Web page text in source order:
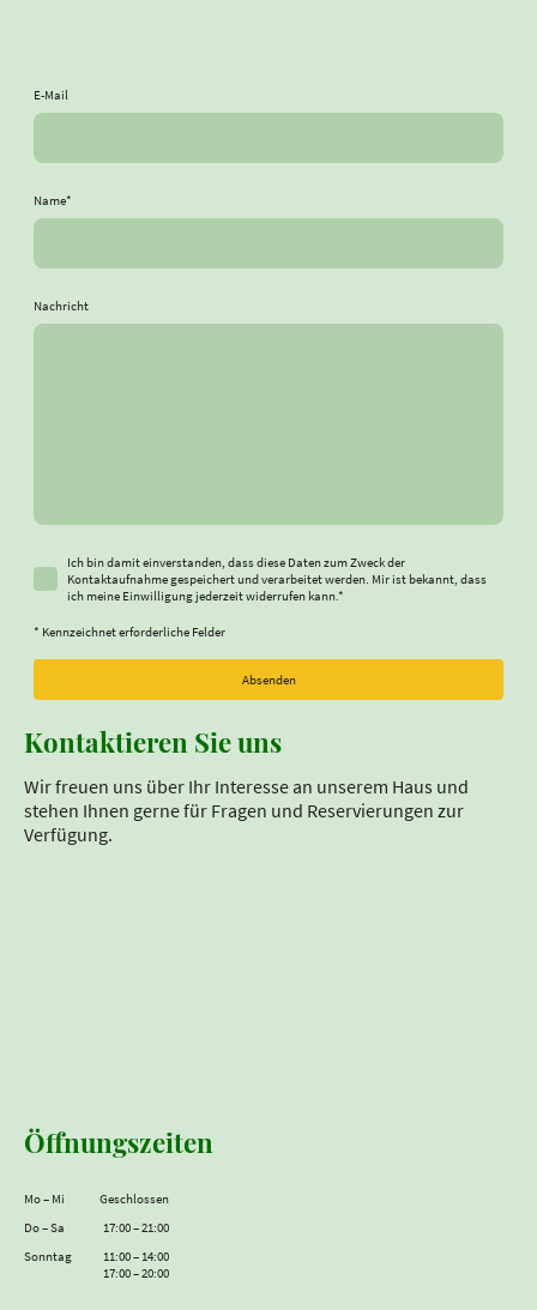
E-Mail
Name*
Nachricht
Ich bin damit einverstanden, dass diese Daten zum Zweck der
Kontaktaufnahme gespeichert und verarbeitet werden. Mir ist bekannt, dass
ich meine Einwilligung jederzeit widerrufen kann.*
* Kennzeichnet erforderliche Felder
Absenden
Kontaktieren Sie uns
Wir freuen uns über Ihr Interesse an unserem Haus und
stehen Ihnen gerne für Fragen und Reservierungen zur
Verfügung.
Öffnungszeiten
Mo– Mi
Geschlossen
Do–Sa 17:00–21:00
Sonntag
11:00–14:00
17:00–20:00